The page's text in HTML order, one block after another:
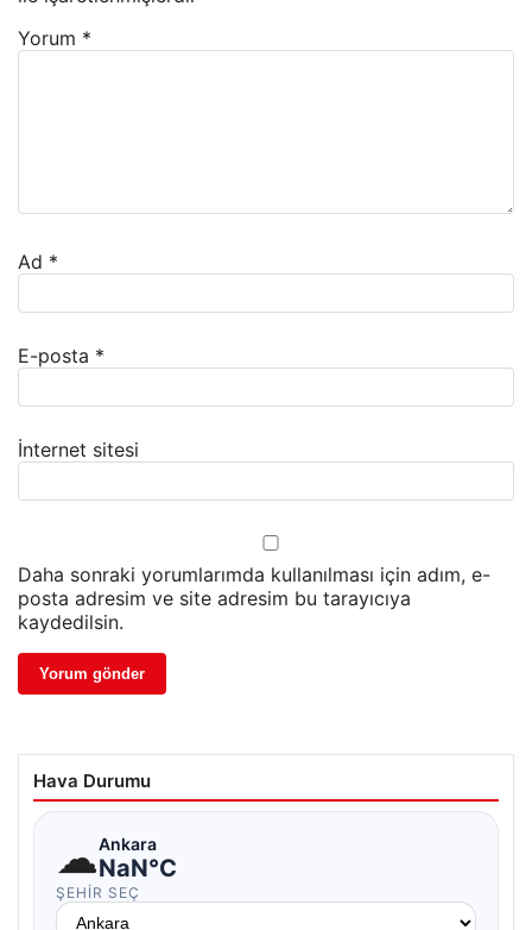
Yorum *
Ad *
E-posta *
İnternet sitesi
Daha sonraki yorumlarımda kullanılması için adım, e-
posta adresim ve site adresim bu tarayıcıya
kaydedilsin.
Hava Durumu
☁Ankara
NaN°C
ŞEHIR SEÇ